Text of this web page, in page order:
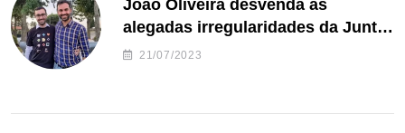
João Oliveira desvenda as
alegadas irregularidades da Junta
de Freguesia S. João de Ver
21/07/2023